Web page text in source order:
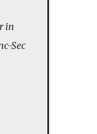
in
Sec